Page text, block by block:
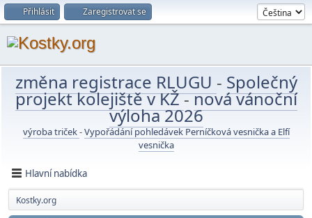
Přihlásit Zaregistrovat se
změna registrace RLUGU - Společný
projekt kolejiště v KŽ-nová vánoční
výloha 2026
výroba triček-Vypořádání pohledávek Perníčková vesnička a Elfí
vesnička
Hlavní nabídka
Kostky.org